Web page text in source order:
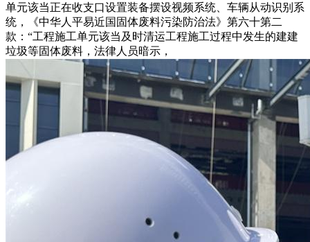
单元该当正在收支口设置装备摆设视频系统、车辆从动识别系
统，《中华人平易近国固体废料污染防治法》第六十第二
款：“工程施工单元该当及时清运工程施工过程中发生的建建
垃圾等固体废料，法律人员暗示，